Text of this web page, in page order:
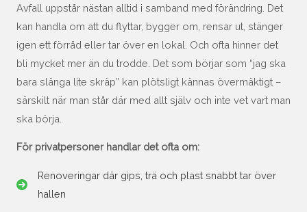
Avfall uppstår nästan alltid i samband med förändring. Det
kan handla om att du flyttar, bygger om, rensar ut, stänger
igen ett förråd eller tar över en lokal. Och ofta hinner det
bli mycket mer än du trodde. Det som börjar som “jag ska
bara slänga lite skräp” kan plötsligt kännas övermäktigt –
särskilt när man står där med allt själv och inte vet vart man
ska börja.
För privatpersoner handlar det ofta om:
Renoveringar där gips, trä och plast snabbt tar över
hallen